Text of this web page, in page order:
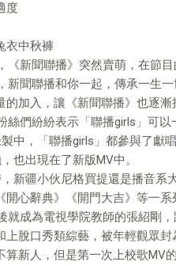
度
衣中秋褲
《新聞聯播》突然賣萌，在節
新聞聯播和你一起，傳承一生一
的加入，讓《新聞聯播》也逐
絲們紛紛表示「聯播girls」可以
中，「聯播girls」都參與了獻
也出現在了新版MV中。
新疆小伙尼格買提還是播音
心辭典》《開門大吉》等一系
就成為電視學院教師的張紹剛
上脫口秀類綜藝，被年輕觀眾封
算新人，但是第一次上校歌MV